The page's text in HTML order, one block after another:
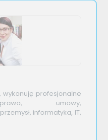
profesjonalne
umowy,
informatyka, IT,